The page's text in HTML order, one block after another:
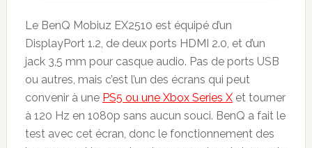
Le BenQ Mobiuz EX2510 est équipé d’un
DisplayPort 1.2, de deux ports HDMI 2.0, et d’un
jack 3,5 mm pour casque audio. Pas de ports USB
ou autres, mais c’est l’un des écrans qui peut
convenir à une PS5 ou une Xbox Series Xet tourner
à 120 Hz en 1080p sans aucun souci. BenQ a fait le
test avec cet écran, donc le fonctionnement des